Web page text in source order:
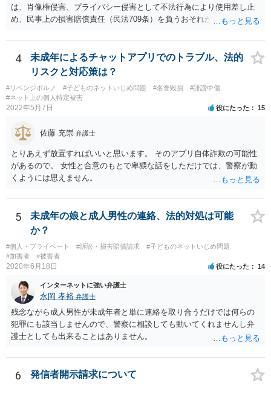
は、肖像権侵害、プライバシー侵害として不法行為により使用差し止
め、民事上の損害賠償責任（民法709条）を負うおそれがあります。
辱罪などの刑事責任を追及されるおそれもあると考えられます。
4
未成年によるチャットアプリでのトラブル、法的
リスクと対応策は？
#リベンジポルノ #子どものネットいじめ問題 #名誉毀損
#誹謗中傷
#ネット上の個人特定被害
2022年5月7日 役にたった 15
佐藤 充崇 弁護士
とりあえず放置すればいいと思います。 そのアプリ自体詐欺の可能性
があるので。 女性と合意のもとで卑猥な話をしただけでは、警察が動
くようには思えません。
5
未成年の娘と成人男性の連絡、法的対処は可能
か？
#個人・プライベート #訴訟・損害賠償請求
#子どものネットいじめ問題
#加害者
#被害者
2020年6月18日 役にたった 14
インターネットに強い弁護士
永岡 孝裕 弁護士
残念ながら成人男性が未成年者と単に連絡を取り合うだけでは何らの
犯罪にも該当しませんので、警察に相談しても動いてくれませんし弁
護士としても出来ることはありません。
6 発信者開示請求について